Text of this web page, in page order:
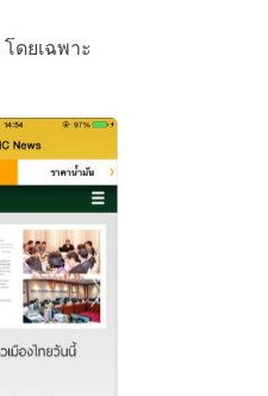
ดยเฉพาะ